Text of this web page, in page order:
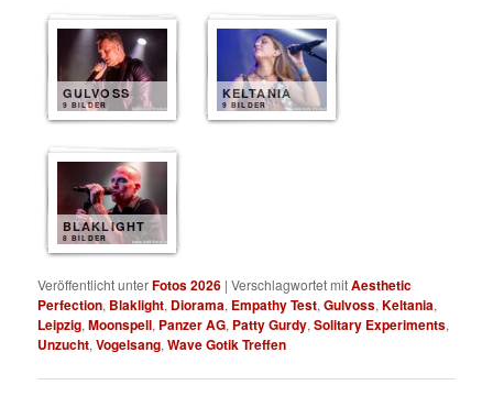
GULVOSS
9 BILDER
KELTANIA
9 BILDER
BLAKLIGHT
8 BILDER
Veröffentlicht unterFotos 2026 |Verschlagwortet mitAesthetic
Perfection, Blaklight, Diorama, Empathy Test,Gulvoss,Keltania,
Leipzig,Moonspell, Panzer AG, Patty Gurdy,Solitary Experiments,
Unzucht,Vogelsang,Wave Gotik Treffen